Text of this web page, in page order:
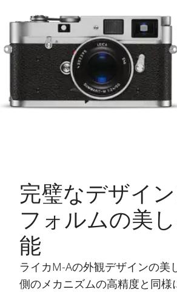
完璧なデザイ
フォルムの美
能
ライカM-Aの外観デザインの美
側のメカニズムの高精度と同様